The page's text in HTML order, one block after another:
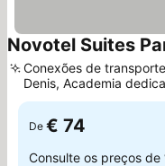
Novotel Suites
Conexões de
Denis, Academia
horas
De € 74
Consulte os preços de